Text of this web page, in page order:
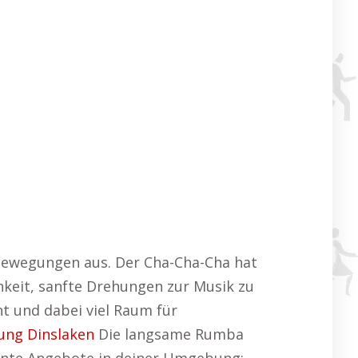
aus. Der Cha-Cha-Cha hat
sanfte Drehungen zur Musik zu
und dabei viel Raum für
Dinslaken Die langsame Rumba